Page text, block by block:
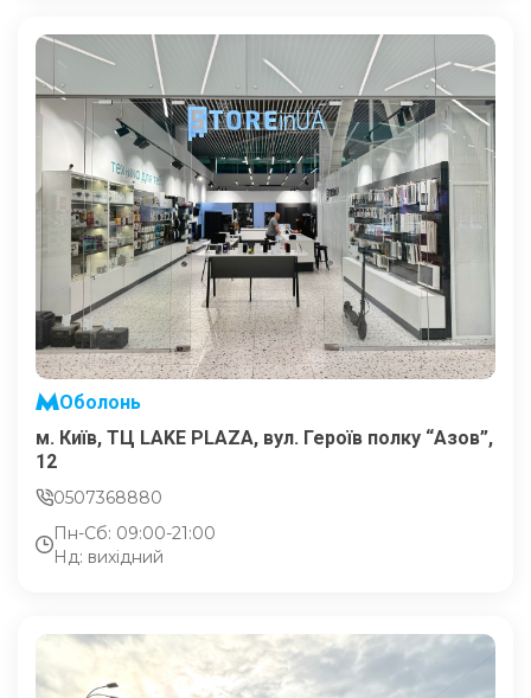
Оболонь
м. Київ, ТЦ LAKE PLAZA, вул. Героїв полку “Азов”,
12
0507368880
Пн-Сб: 09:00-21:00
Нд: вихідний